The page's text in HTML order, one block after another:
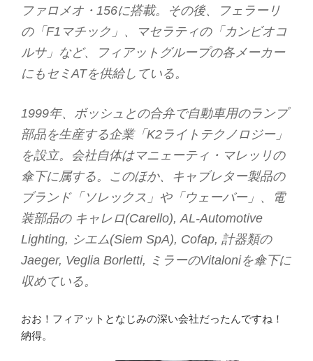
ファロメオ・156に搭載。その後、フェラーリ
の「F1マチック」、マセラティの「カンビオコ
ルサ」など、フィアットグループの各メーカー
にもセミATを供給している。
1999年、ボッシュとの合弁で自動車用のランプ
部品を生産する企業「K2ライトテクノロジー」
を設立。会社自体はマニェーティ・マレッリの
傘下に属する。このほか、キャブレター製品の
ブランド「ソレックス」や「ウェーバー」、電
装部品の キャレロ(Carello), AL-Automotive
Lighting, シエム(Siem SpA), Cofap, 計器類の
Jaeger, Veglia Borletti, ミラーのVitaloniを傘下に
収めている。
おお！フィアットとなじみの深い会社だったんですね！
納得。